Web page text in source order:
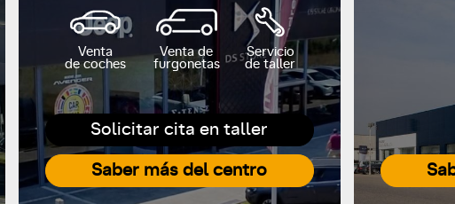
Solicitar cita en taller
Saber más del centro
Venta
de coches
Venta de
furgonetas
Servicio
de taller